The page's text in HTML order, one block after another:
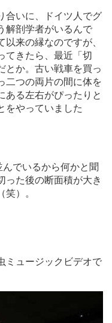
合いに、ドイツ人でグ
解剖学者がいるんで
来の縁なのですが、
てきたら、最近「切
とか。古い戦車を買っ
二つの両片の間に体を
ある左右がぴったりと
をやっていました
でいるから何かと聞
った後の断面積が大き
）。
ミュージックビデオで